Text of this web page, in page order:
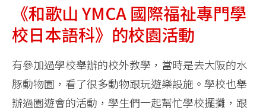
《和歌山 YMCA 國際福祉專門學
校日本語科》的校園活動
有參加過學校舉辦的校外教學，當時是去大阪的水
豚動物園，看了很多動物跟玩遊樂設施。學校也舉
辦過園遊會的活動，學生們一起幫忙學校擺攤，跟